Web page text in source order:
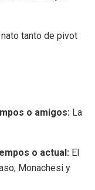
tanto de pivot
o amigos: La
o actual: El
Monachesi y